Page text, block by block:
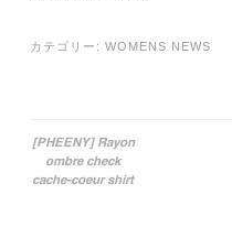
カテゴリー: WOMENS NEWS
投稿ナビゲーション
[PHEENY] Rayon
ombre check
cache-coeur shirt